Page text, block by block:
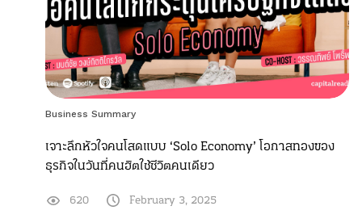
Business Summary
เจาะลึกหัวใจคนโสดแบบ ‘Solo Economy’ โอกาสทองของ
ธุรกิจในวันที่คนฮิตใช้ชีวิตคนเดียว
620 February 3, 2025